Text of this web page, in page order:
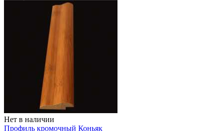
Нет в наличии
Профиль кромочный Коньяк